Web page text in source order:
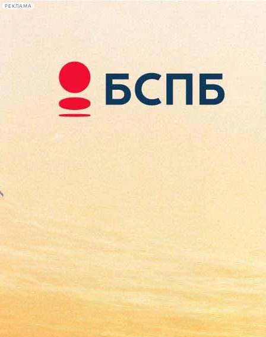
РЕКЛАМА
Сегодня:
2026.08.07
15:52
Афиша Plus